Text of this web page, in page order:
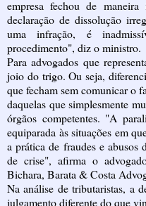
empresa fechou de
declaração de dissolução
uma infração, é
procedimento", diz o ministro.
Para advogados que
joio do trigo. Ou seja,
que fecham sem comunicar o
daquelas que simplesmente
órgãos competentes. "A
equiparada às situações em
a prática de fraudes e abusos
de crise", afirma o
Bichara, Barata & Costa
Na análise de tributaristas, a
julgamento diferente do que